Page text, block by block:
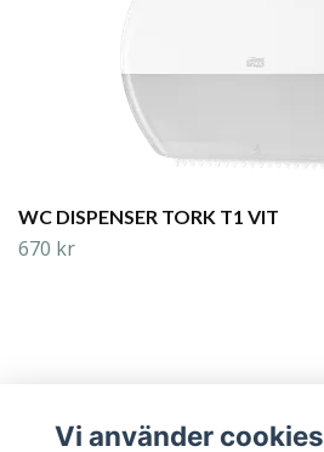
WC DISPENSER TORK T1 VIT
670 kr
Vi använder cookies